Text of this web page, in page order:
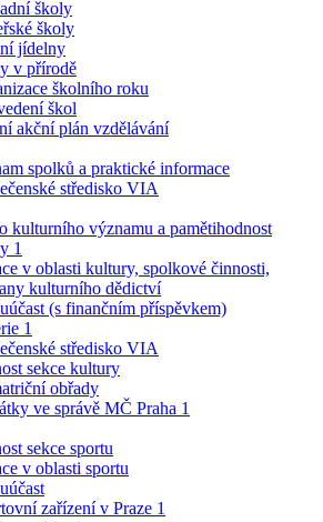
školy
školy
jídelny
v přírodě
školního roku
škol
akční plán vzdělávání
spolků a praktické informace
středisko VIA
kulturního významu a pamětihodnost
1
v oblasti kultury, spolkové činnosti,
kulturního dědictví
(s finančním příspěvkem)
1
středisko VIA
sekce kultury
obřady
ve správě MČ Praha 1
sekce sportu
v oblasti sportu
zařízení v Praze 1